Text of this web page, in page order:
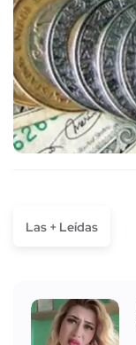
Las + Leídas